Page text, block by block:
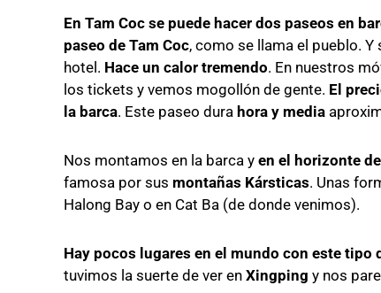
En Tam Coc se puede hacer dos paseos en
paseo de Tam Coc, como se llama el pueblo.
hotel. Hace un calor tremendo. En nuestros
los tickets y vemos mogollón de gente. El
la barca. Este paseo dura hora y media
Nos montamos en la barca y en el horizonte
famosa por sus montañas Kársticas. Unas
Halong Bay o en Cat Ba (de donde venimos).
Hay pocos lugares en el mundo con este tipo
tuvimos la suerte de ver en Xingping y nos